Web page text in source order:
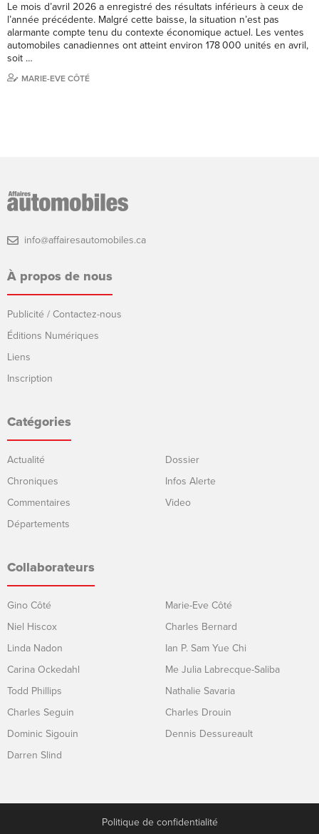
Le mois d’avril 2026 a enregistré des résultats inférieurs à ceux de
l’année précédente. Malgré cette baisse, la situation n’est pas
alarmante compte tenu du contexte économique actuel. Les ventes
automobiles canadiennes ont atteint environ 178 000 unités en avril,
soit …
MARIE-EVE CÔTÉ
info@affairesautomobiles.ca
À propos de nous
Publicité / Contactez-nous
Éditions Numériques
Liens
Inscription
Catégories
Actualité
Chroniques
Commentaires
Départements
Dossier
Infos Alerte
Video
Collaborateurs
Gino Côté
Niel Hiscox
Linda Nadon
Carina Ockedahl
Todd Phillips
Charles Seguin
Dominic Sigouin
Darren Slind
Marie-Eve Côté
Charles Bernard
Ian P. Sam Yue Chi
Me Julia Labrecque-Saliba
Nathalie Savaria
Charles Drouin
Dennis Dessureault
Politique de confidentialité